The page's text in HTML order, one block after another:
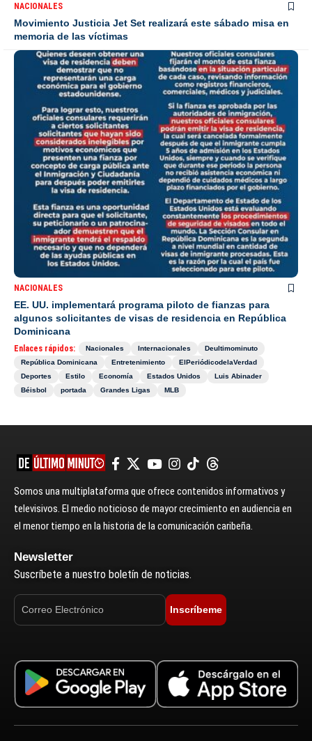
NACIONALES
Movimiento Justicia Jet Set realizará este sábado misa en
memoria de las víctimas
NACIONALES
EE. UU. implementará programa piloto de fianzas para
algunos solicitantes de visas de residencia en República
Dominicana
Enlaces rápidos: Nacionales Internacionales
Deultimominuto
República Dominicana
Entretenimiento
ElPeriódicodelaVerdad
Deportes
Estilo Economía Estados Unidos
Luis Abinader
Béisbol
portada Grandes Ligas MLB
Somos una multiplataforma que ofrece contenidos informativos y
televisivos. El medio noticioso de mayor crecimiento en audiencia en
el menor tiempo en la historia de la comunicación caribeña.
Newsletter
Suscríbete a nuestro boletín de noticias.
Inscríbeme